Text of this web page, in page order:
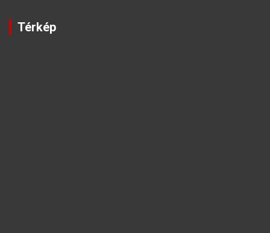
Térkép